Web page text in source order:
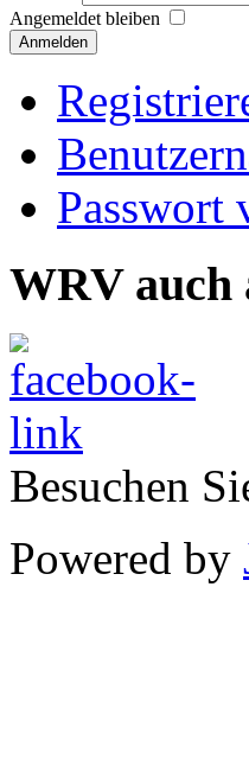
Angemeldet bleiben
Anmelden
Passwort
WRV auch
Besuchen
Powered by